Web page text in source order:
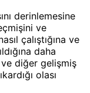
derinlemesine
ve
çalıştığına ve
daha
ve diğer gelişmiş
olası